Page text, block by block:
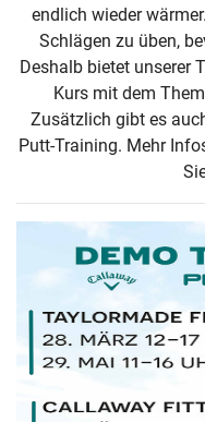
endlich wieder
Schlägen zu üben,
Deshalb bietet unserer
Kurs mit dem
Zusätzlich gibt es
Putt-Training. Mehr